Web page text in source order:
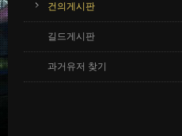
건의게시판
길드게시판
과거유저 찾기